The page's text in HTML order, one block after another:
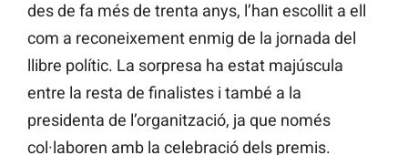
des de fa més de trenta anys, l’han escollit a ell
com a reconeixement enmig de la jornada del
llibre polític. La sorpresa ha estat majúscula
entre la resta de finalistes i també a la
presidenta de l’organització, ja que només
col·laboren amb la celebració dels premis.